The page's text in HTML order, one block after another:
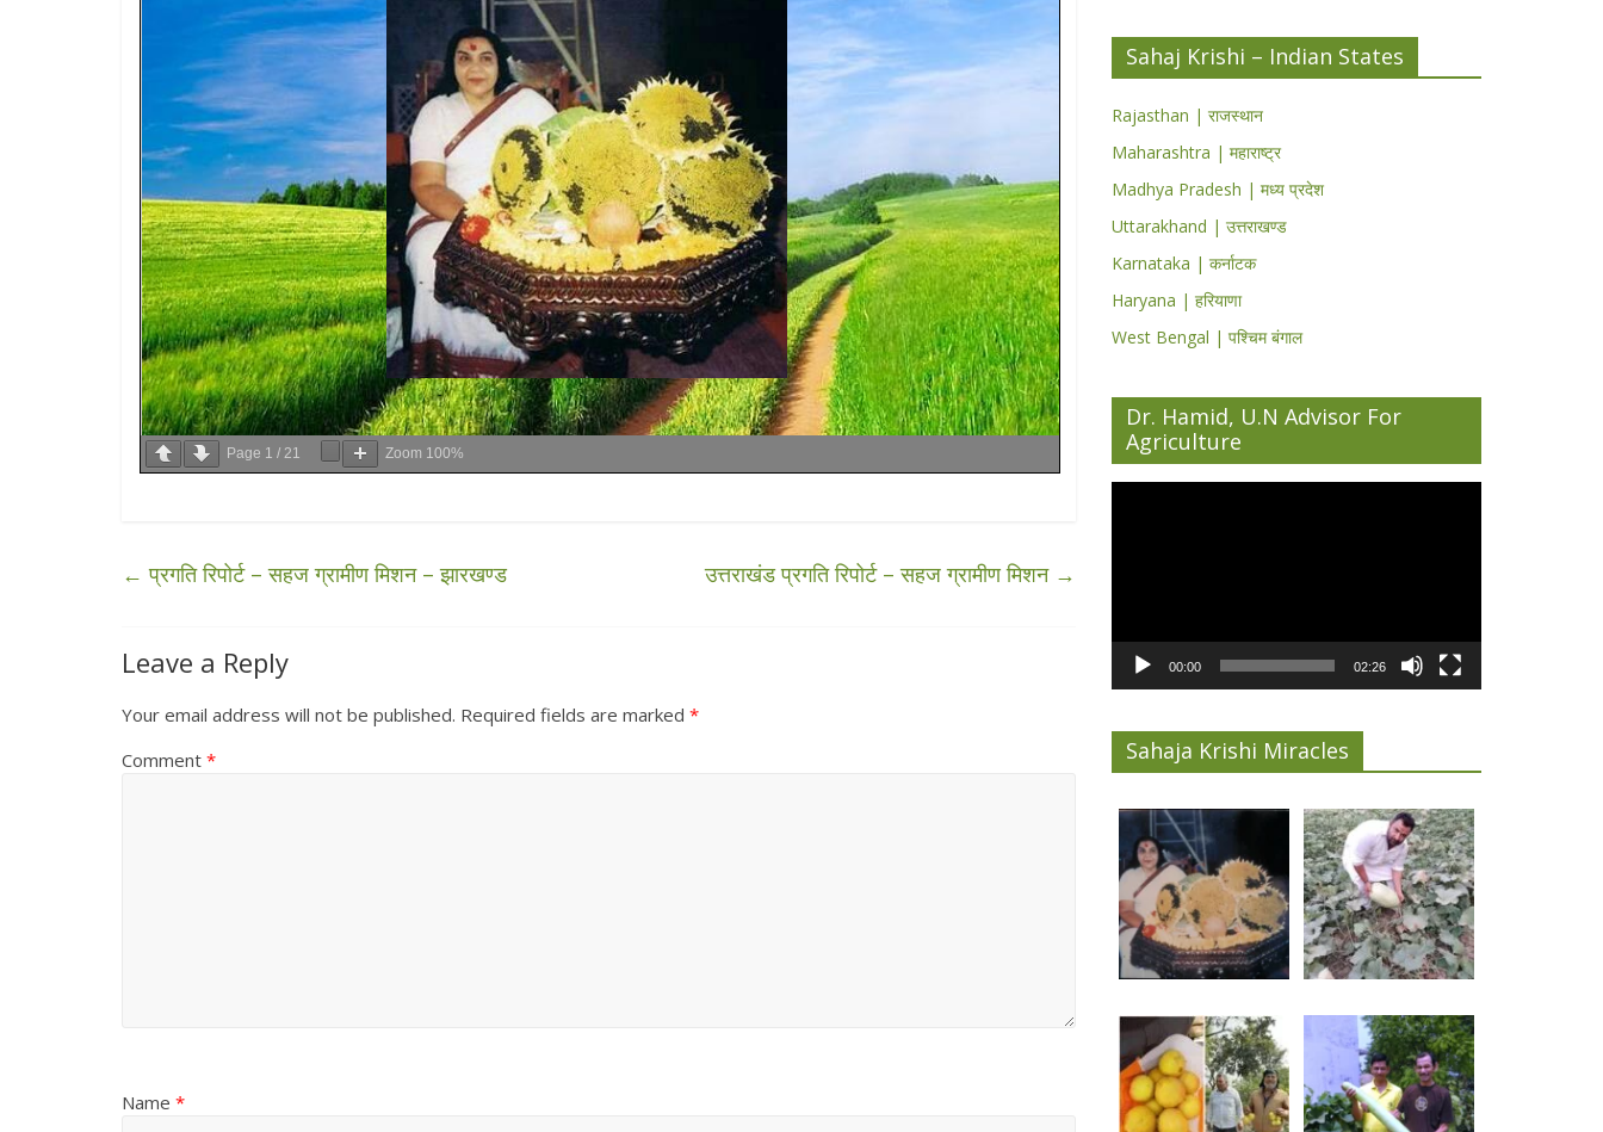
Page 1 / 21 Zoom 100%
← प्रगति रिपोर्ट – सहज ग्रामीण मिशन – झारखण्ड उत्तराखंड प्रगति रिपोर्ट – सहज ग्रामीण मिशन →
Leave a Reply
Your email address will not be published. Required fields are marked *
Comment *
Name *
Sahaj Krishi – Indian States
Rajasthan | राजस्थान
Maharashtra | महाराष्ट्र
Madhya Pradesh | मध्य प्रदेश
Uttarakhand | उत्तराखण्ड
Karnataka | कर्नाटक
Haryana | हरियाणा
West Bengal | पश्चिम बंगाल
Dr. Hamid, U.N Advisor For
Agriculture
00:00 02:26
Sahaja Krishi Miracles